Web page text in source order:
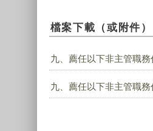
檔案下載（或附件）
九、薦任以下非主管職
九、薦任以下非主管職